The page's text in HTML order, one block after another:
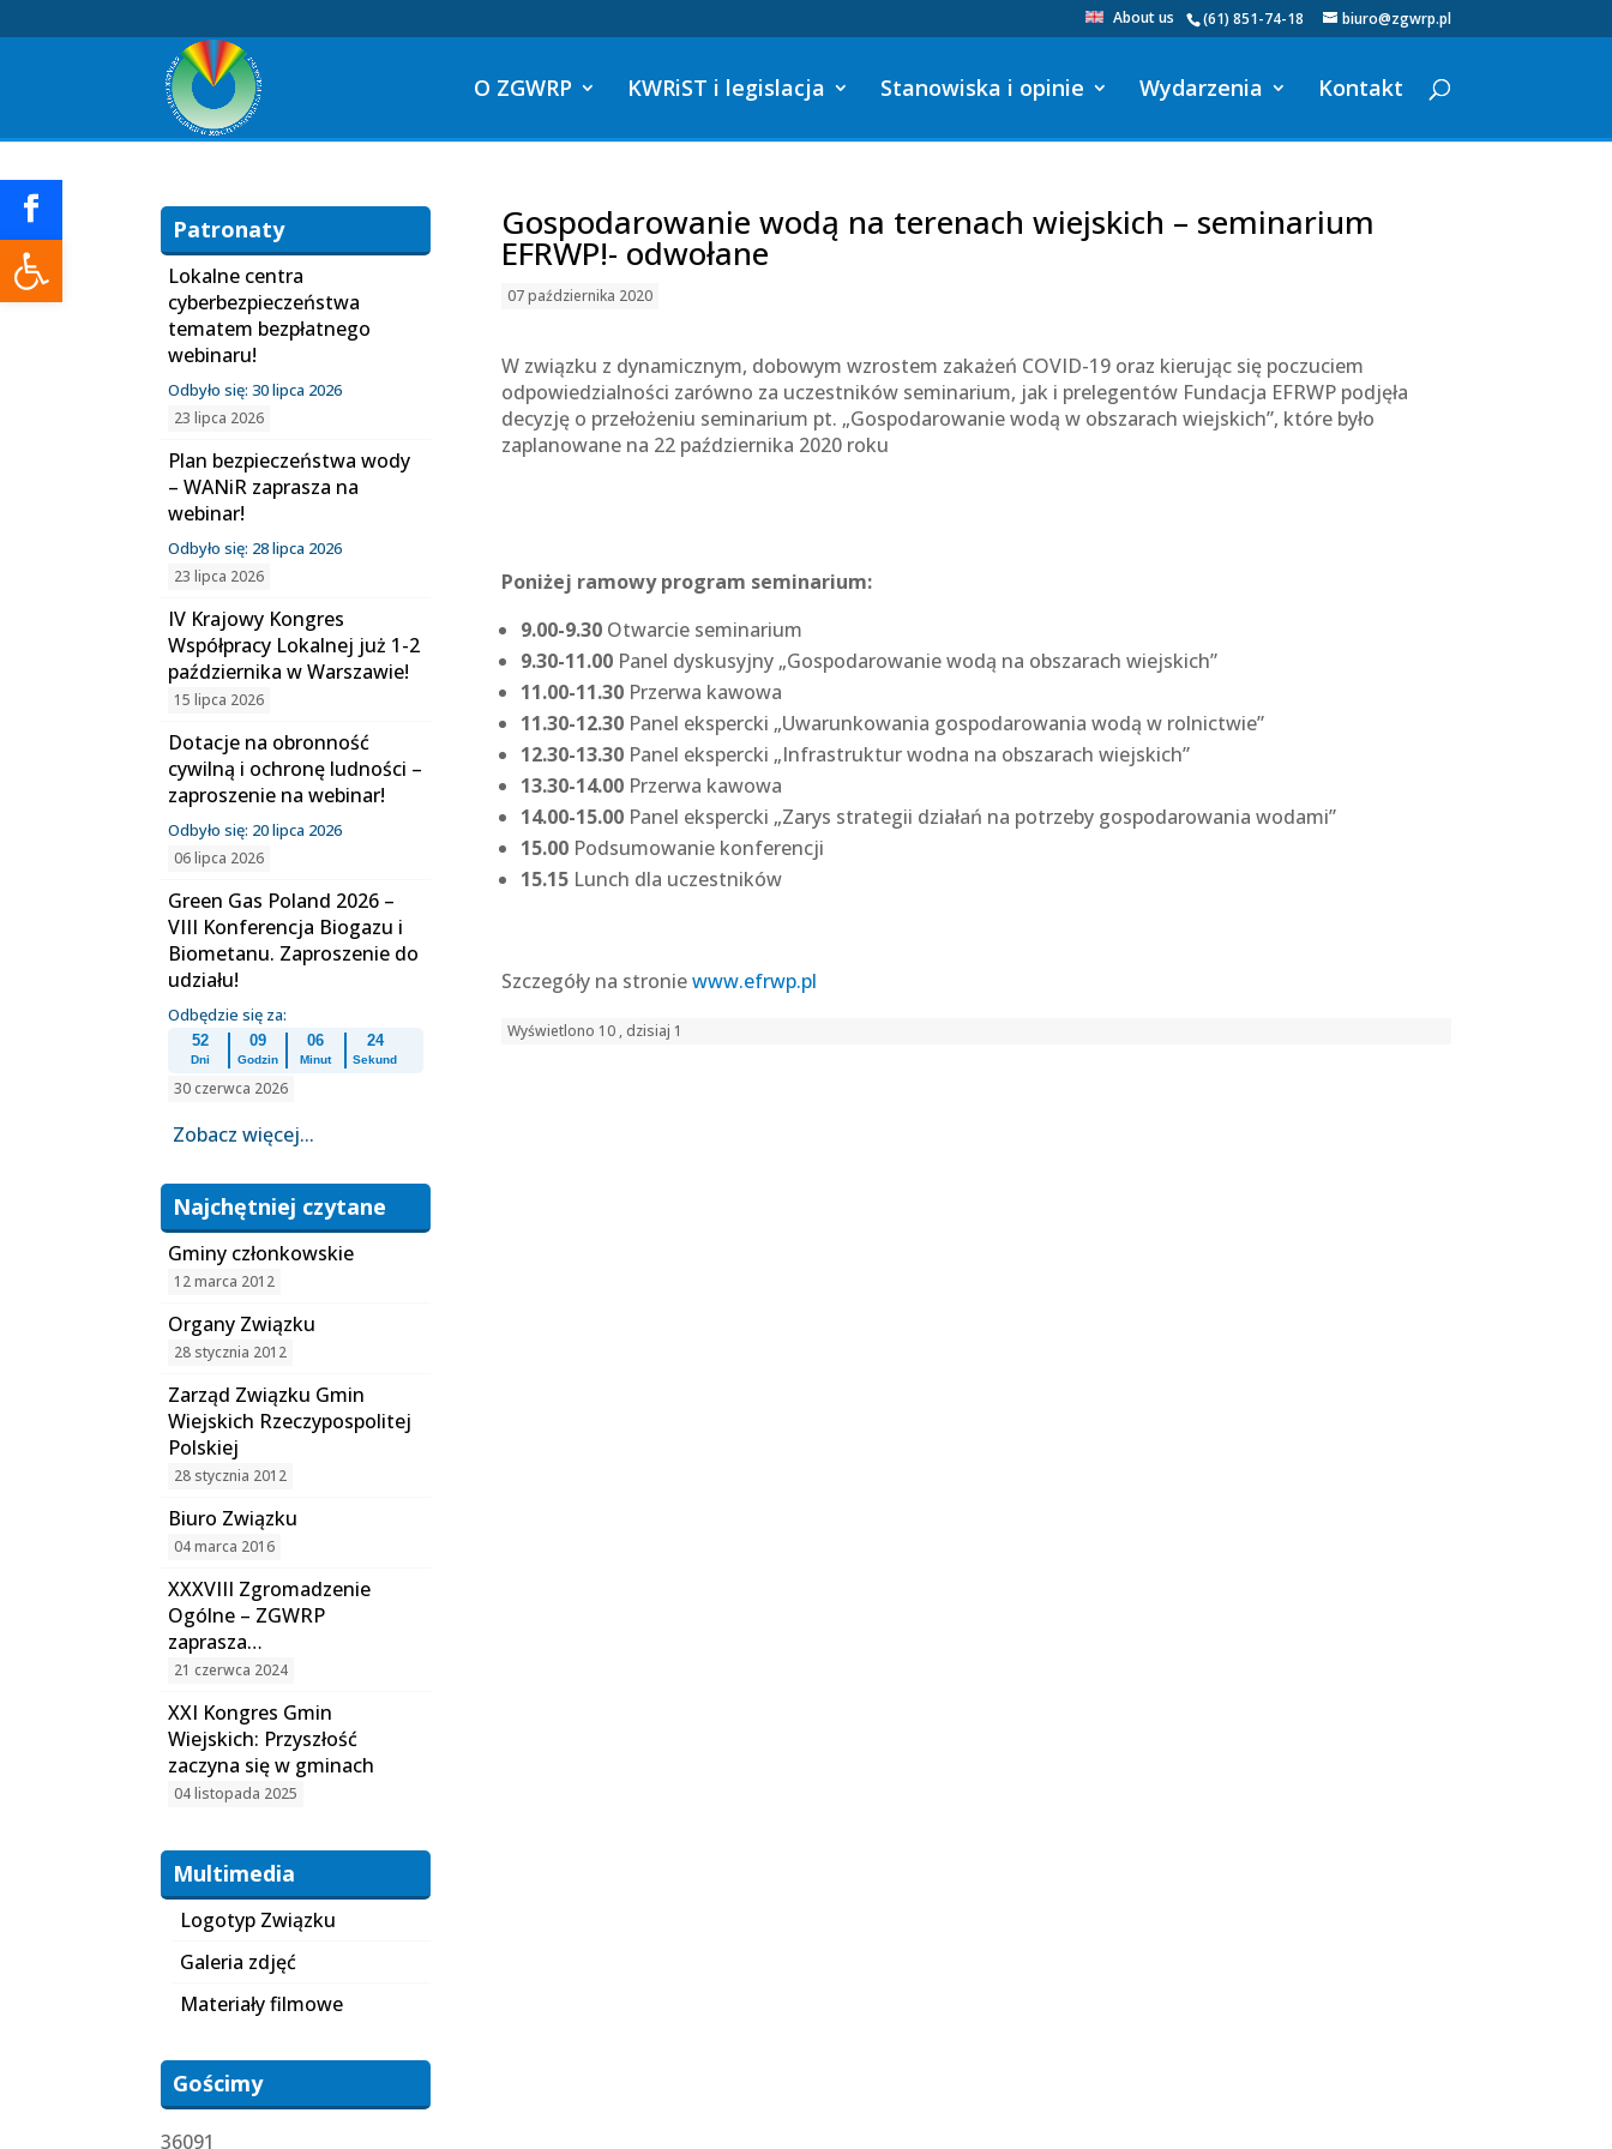
Otwórz pasek narzędzi
(61) 851-74-18 biuro@zgwrp.pl
About us
O ZGWRP KWRiST i legislacja Stanowiska i opinie Wydarzenia Kontakt
Gospodarowanie wodą na terenach wiejskich – seminarium
EFRWP!- odwołane
07 października 2020
W związku z dynamicznym, dobowym wzrostem zakażeń COVID-19 oraz kierując się poczuciem
odpowiedzialności zarówno za uczestników seminarium, jak i prelegentów Fundacja EFRWP podjęła
decyzję o przełożeniu seminarium pt. „Gospodarowanie wodą w obszarach wiejskich”, które było
zaplanowane na 22 października 2020 roku
Poniżej ramowy program seminarium:
9.00-9.30Otwarcie seminarium
9.30-11.00Panel dyskusyjny „Gospodarowanie wodą na obszarach wiejskich”
11.00-11.30Przerwa kawowa
11.30-12.30Panel ekspercki „Uwarunkowania gospodarowania wodą w rolnictwie”
12.30-13.30Panel ekspercki „Infrastruktur wodna na obszarach wiejskich”
13.30-14.00Przerwa kawowa
14.00-15.00Panel ekspercki „Zarys strategii działań na potrzeby gospodarowania wodami”
15.00Podsumowanie konferencji
15.15Lunch dla uczestników
Szczegóły na stroniewww.efrwp.pl
Wyświetlono 10 , dzisiaj 1
Patronaty
Lokalne centra
cyberbezpieczeństwa
tematem bezpłatnego
webinaru!
Odbyło się: 30 lipca 2026
23 lipca 2026
Plan bezpieczeństwa wody
– WANiR zaprasza na
webinar!
Odbyło się: 28 lipca 2026
23 lipca 2026
IV Krajowy Kongres
Współpracy Lokalnej już 1-2
października w Warszawie!
15 lipca 2026
Dotacje na obronność
cywilną i ochronę ludności –
zaproszenie na webinar!
Odbyło się: 20 lipca 2026
06 lipca 2026
Green Gas Poland 2026 –
VIII Konferencja Biogazu i
Biometanu. Zaproszenie do
udziału!
Odbędzie się za:
52
Dni
09
Godzin
06
Minut
24
Sekund
30 czerwca 2026
Zobacz więcej...
Najchętniej czytane
Gminy członkowskie
12 marca 2012
Organy Związku
28 stycznia 2012
Zarząd Związku Gmin
Wiejskich Rzeczypospolitej
Polskiej
28 stycznia 2012
Biuro Związku
04 marca 2016
XXXVIII Zgromadzenie
Ogólne – ZGWRP
zaprasza…
21 czerwca 2024
XXI Kongres Gmin
Wiejskich: Przyszłość
zaczyna się w gminach
04 listopada 2025
Multimedia
Logotyp Związku
Galeria zdjęć
Materiały filmowe
Gościmy
36091